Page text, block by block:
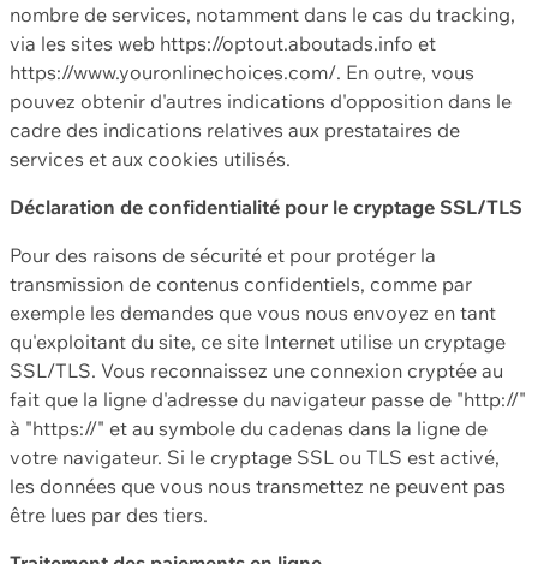
nombre de services, notamment dans le cas du tracking,
via les sites web https://optout.aboutads.info et
https://www.youronlinechoices.com/. En outre, vous
pouvez obtenir d'autres indications d'opposition dans le
cadre des indications relatives aux prestataires de
services et aux cookies utilisés.
Déclaration de confidentialité pour le cryptage SSL/TLS
Pour des raisons de sécurité et pour protéger la
transmission de contenus confidentiels, comme par
exemple les demandes que vous nous envoyez en tant
qu'exploitant du site, ce site Internet utilise un cryptage
SSL/TLS. Vous reconnaissez une connexion cryptée au
fait que la ligne d'adresse du navigateur passe de "http://"
à "https://" et au symbole du cadenas dans la ligne de
votre navigateur. Si le cryptage SSL ou TLS est activé,
les données que vous nous transmettez ne peuvent pas
être lues par des tiers.